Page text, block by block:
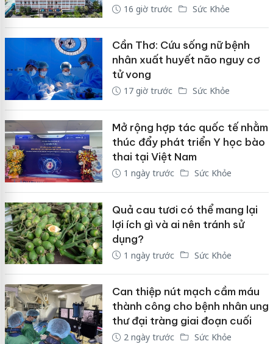
16 giờ trước Sức Khỏe
Cần Thơ: Cứu sống nữ bệnh
nhân xuất huyết não nguy cơ
tử vong
17 giờ trước Sức Khỏe
Mở rộng hợp tác quốc tế nhằm
thúc đẩy phát triển Y học bào
thai tại Việt Nam
1 ngày trước Sức Khỏe
Quả cau tươi có thể mang lại
lợi ích gì và ai nên tránh sử
dụng?
1 ngày trước Sức Khỏe
Can thiệp nút mạch cầm máu
thành công cho bệnh nhân ung
thư đại tràng giai đoạn cuối
2 ngày trước Sức Khỏe